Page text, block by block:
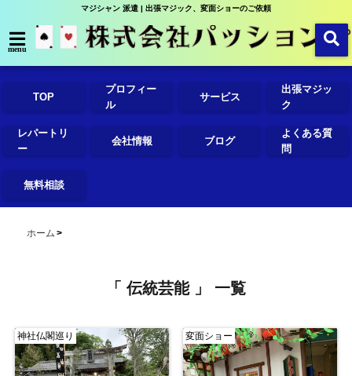
マジシャン 派遣 | 出張マジック、変面ショーのご依頼
menu
TOP
プロフィー
ル
サービス
出張マジッ
ク
レパートリ
ー
会社情報 ブログ
よくある質
問
無料相談
ホーム
「 伝統芸能 」 一覧
神社仏閣巡り 変面ショー